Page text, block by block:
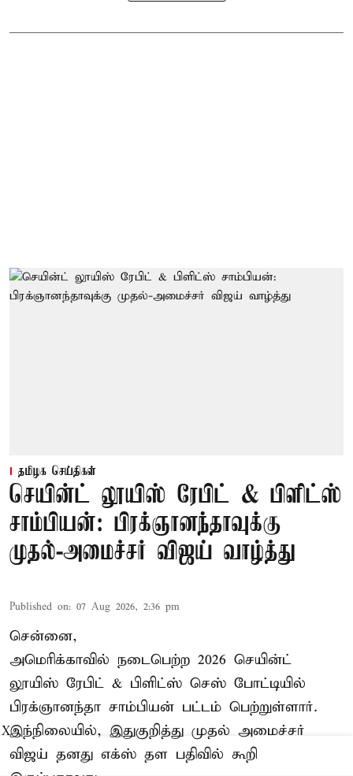
தமிழக செய்திகள்
செயின்ட் லூயிஸ் ரேபிட் & பிளிட்ஸ்
சாம்பியன்: பிரக்ஞானந்தாவுக்கு
முதல்-அமைச்சர் விஜய் வாழ்த்து
Published on: 07 Aug 2026, 2:36 pm
சென்னை,
அமெரிக்காவில் நடைபெற்ற 2026 செயின்ட்
லூயிஸ் ரேபிட் & பிளிட்ஸ் செஸ் போட்டியில்
பிரக்ஞானந்தா சாம்பியன் பட்டம் பெற்றுள்ளார்.
இந்நிலையில், இதுகுறித்து முதல் அமைச்சர்
விஜய் தனது எக்ஸ் தள பதிவில் கூறி
X